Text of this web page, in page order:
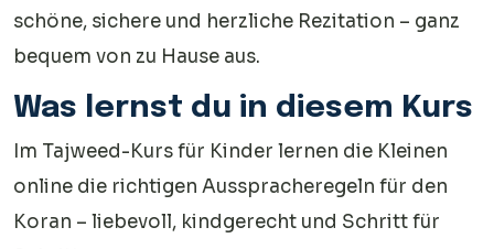
schöne, sichere und herzliche Rezitation – ganz
bequem von zu Hause aus.
Was lernst du in diesem Kurs
Im Tajweed-Kurs für Kinder lernen die Kleinen
online die richtigen Ausspracheregeln für den
Koran – liebevoll, kindgerecht und Schritt für